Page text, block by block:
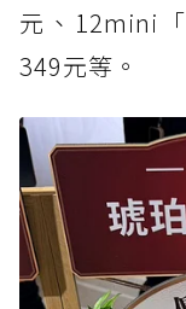
元、12mini
349元等。